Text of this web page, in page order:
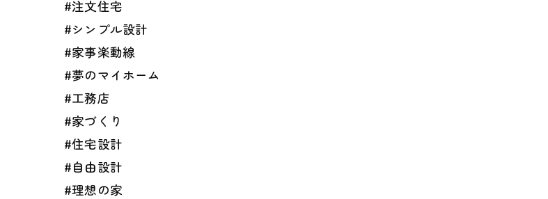
#注文住宅
#シンプル設計
#家事楽動線
#夢のマイホーム
#工務店
#家づくり
#住宅設計
#自由設計
#理想の家